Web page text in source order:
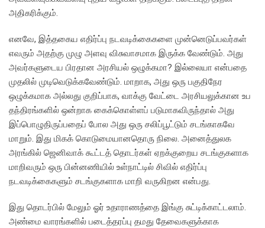
அதிகரிக்கும்.
எனவே, இத்தகைய எதிர்ப்பு நடவடிக்கைகளை முன்னெடுப்பவர்கள்
எவரும் அதற்கு முழு அளவு விசுவாசமாக இருக்க வேண்டும். அது
அவர்களுடைய பிரதான அரசியல் ஒழுக்கமா? இல்லையா என்பதை
முதலில் முடிவெடுக்கவேண்டும். மாறாக, அது ஒரு பகுதிநேர
ஒழுக்கமாக அல்லது குறிப்பாக, வாக்கு வேட்டை அரசியலுக்கான உப
தந்திரங்களில் ஒன்றாக கைக்கொள்ளப் படுமாகவிருந்தால் அது
இப்பொழுதிருப்பதைப் போல அது ஒரு சலிப்பூட்டும் சடங்காகவே
மாறும். இது மிகக் கொடுமையானதொரு நிலை. அனைத்துலக
அரங்கில் ஜெனிவாக் கூட்டத் தொடர்கள் ஏறக்குறைய சடங்குகளாக
மாறிவரும் ஒரு பின்னணியில் உள்நாட்டில் சிவில் எதிர்ப்பு
நடவடிக்கைகளும் சடங்குகளாக மாறி வருகிறன என்பது.
இது தொடர்பில் மேலும் ஓர் உதாராணத்தை இங்கு சுட்டிக்காட்டலாம்.
அண்மை வாரங்களில் படைத்தரப்பு தமது தேவைகளுக்காக